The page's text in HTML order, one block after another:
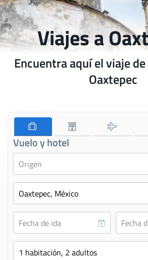
Viajes a
Encuentra aquí el viaje
Oaxtepec
Vuelo y hotel